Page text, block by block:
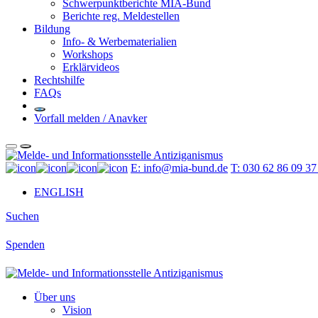
Schwerpunktberichte MIA-Bund
Berichte reg. Meldestellen
Bildung
Info- & Werbematerialien
Workshops
Erklärvideos
Rechtshilfe
FAQs
Vorfall melden / Anavker
E: info@mia-bund.de T: 030 62 86 09 37
ENGLISH
Suchen
Spenden
Über uns
Vision